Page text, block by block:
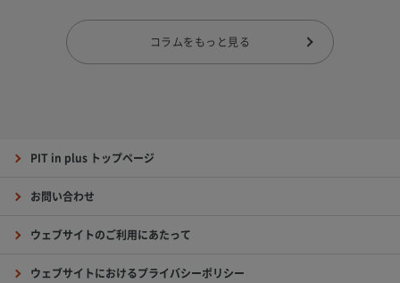
コラムをもっと見る
PIT in plus トップページ
お問い合わせ
ウェブサイトのご利用にあたって
ウェブサイトにおけるプライバシーポリシー